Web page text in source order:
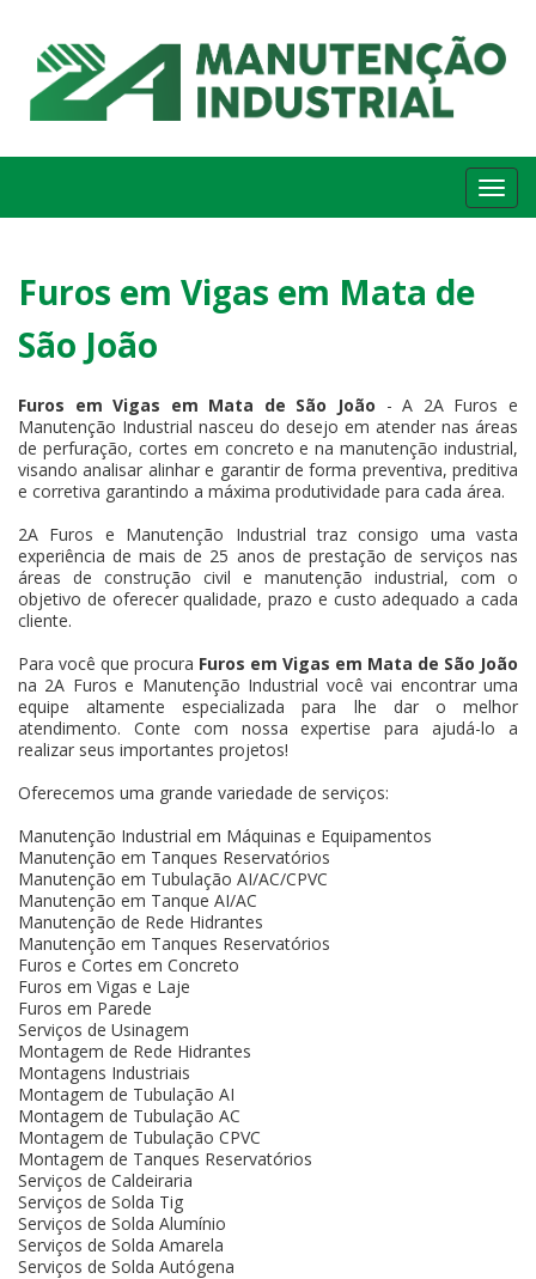
Furos em Vigas em Mata de
São João
Furos em Vigas em Mata de São João - A 2A Furos e
Manutenção Industrial nasceu do desejo em atender nas áreas
de perfuração, cortes em concreto e na manutenção industrial,
visando analisar alinhar e garantir de forma preventiva, preditiva
e corretiva garantindo a máxima produtividade para cada área.
2A Furos e Manutenção Industrial traz consigo uma vasta
experiência de mais de 25 anos de prestação de serviços nas
áreas de construção civil e manutenção industrial, com o
objetivo de oferecer qualidade, prazo e custo adequado a cada
cliente.
Para você que procura Furos em Vigas em Mata de São João
na 2A Furos e Manutenção Industrial você vai encontrar uma
equipe altamente especializada para lhe dar o melhor
atendimento. Conte com nossa expertise para ajudá-lo a
realizar seus importantes projetos!
Oferecemos uma grande variedade de serviços:
Manutenção Industrial em Máquinas e Equipamentos
Manutenção em Tanques Reservatórios
Manutenção em Tubulação AI/AC/CPVC
Manutenção em Tanque AI/AC
Manutenção de Rede Hidrantes
Manutenção em Tanques Reservatórios
Furos e Cortes em Concreto
Furos em Vigas e Laje
Furos em Parede
Serviços de Usinagem
Montagem de Rede Hidrantes
Montagens Industriais
Montagem de Tubulação AI
Montagem de Tubulação AC
Montagem de Tubulação CPVC
Montagem de Tanques Reservatórios
Serviços de Caldeiraria
Serviços de Solda Tig
Serviços de Solda Alumínio
Serviços de Solda Amarela
Serviços de Solda Autógena